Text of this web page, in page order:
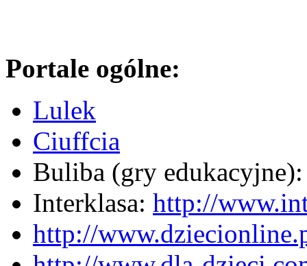
Portale ogólne:
Lulek
Ciuffcia
Buliba (gry
Interklasa: http://
http://